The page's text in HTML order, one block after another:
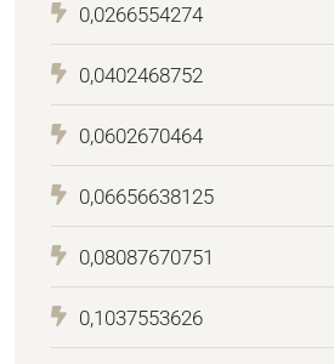
0,0266554274
0,0402468752
0,0602670464
0,06656638125
0,08087670751
0,1037553626